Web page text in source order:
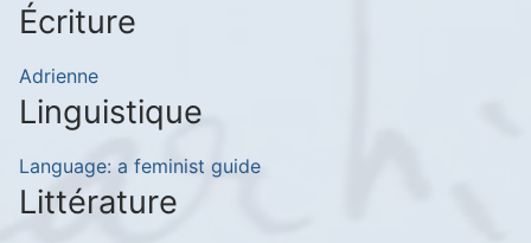
Écriture
Adrienne
Linguistique
Language: a feminist guide
Littérature